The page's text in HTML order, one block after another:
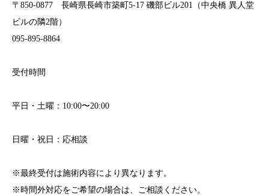
〒850-0877 長崎県長崎市築町5-17 磯部ビル201（中央橋 異人堂
ビルの隣2階）
095-895-8864
受付時間
平日・土曜：10:00〜20:00
日曜・祝日：応相談
※最終受付は施術内容により異なります。
※時間外対応をご希望の場合は、ご相談ください。